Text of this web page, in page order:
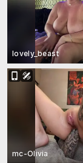
lovely_beast
mc-Olivia